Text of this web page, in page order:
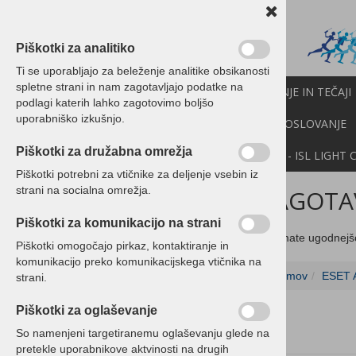
PROGRAMI BIROKRAT IZOBRAŽEVANJE IN TEČAJI
CENIK E-POSLOVANJE
DEMO VERZIJE POMOČ NA DALJAVO - ISL LIGHT
Programski paketi Birokrat
POS - Davčna blagajna
Tiskalniki - POS
Če imate
Domov ESET
Piškotki za analitiko
Ti se uporabljajo za beleženje analitike obsikanosti
spletne strani in nam zagotavljajo podatke na
podlagi katerih lahko zagotovimo boljšo
uporabniško izkušnjo.
Piškotki za družabna omrežja
Piškotki potrebni za vtičnike za deljenje vsebin iz
strani na socialna omrežja.
Piškotki za komunikacijo na strani
Piškotki omogočajo pirkaz, kontaktiranje in
komunikacijo preko komunikacijskega vtičnika na
strani.
Piškotki za oglaševanje
So namenjeni targetiranemu oglaševanju glede na
pretekle uporabnikove aktvinosti na drugih